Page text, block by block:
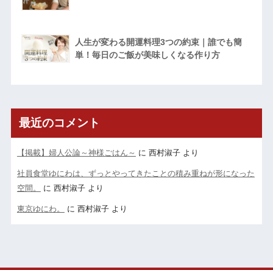
人生が変わる開運料理3つの約束｜誰でも簡
単！毎日のご飯が美味しくなる作り方
最近のコメント
【掲載】婦人公論～神様ごはん～ に 西村淑子より
社員食堂ゆにわは、ずっとやってきたことの積み重ねが形になった
空間。
に 西村淑子より
東京ゆにわ。 に 西村淑子より